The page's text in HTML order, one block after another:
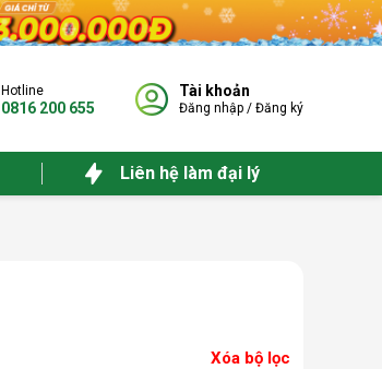
Hotline
0816 200 655
Tài khoản
Đăng nhập / Đăng ký
Liên hệ làm đại lý
Xóa bộ lọc